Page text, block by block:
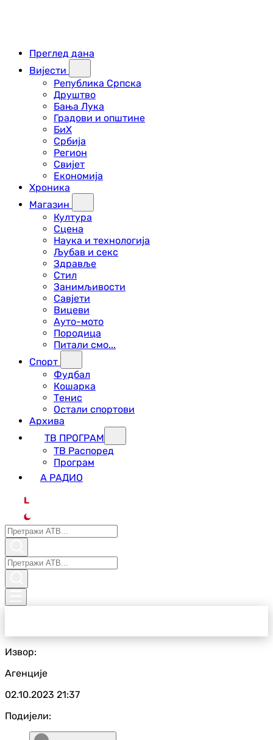
Преглед дана
Вијести
Република Српска
Друштво
Бања Лука
Градови и општине
БиХ
Србија
Регион
Свијет
Економија
Хроника
Магазин
Култура
Сцена
Наука и технологија
Љубав и секс
Здравље
Стил
Занимљивости
Савјети
Вицеви
Ауто-мото
Породица
Питали смо...
Спорт
Фудбал
Кошарка
Тенис
Остали спортови
Архива
ТВ ПРОГРАМ
ТВ Распоред
Програм
А РАДИО
L
Извор:
Агенције
02.10.2023 21:37
Подијели: